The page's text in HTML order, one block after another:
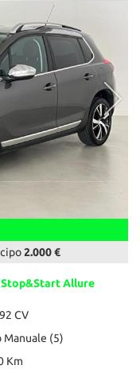
2.000 €
Stop&Start Allure
CV
Manuale (5)
Km